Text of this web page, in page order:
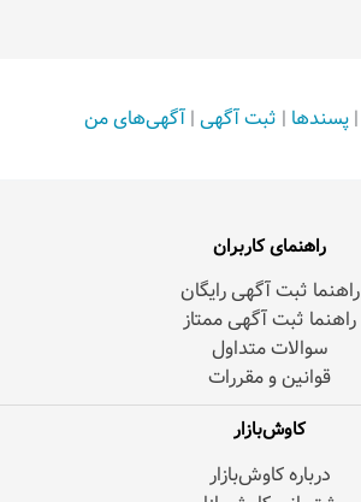
| پسندها | ثبت آگهی | آگهی‌های من
راهنمای کاربران
راهنما ثبت آگهی رایگان
راهنما ثبت آگهی ممتاز
سوالات متداول
قوانین و مقررات
کاوش‌بازار
درباره کاوش‌بازار